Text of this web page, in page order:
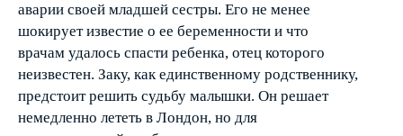
аварии своей младшей сестры. Его не менее
шокирует известие о ее беременности и что
врачам удалось спасти ребенка, отец которого
неизвестен. Заку, как единственному родственнику,
предстоит решить судьбу малышки. Он решает
немедленно лететь в Лондон, но для